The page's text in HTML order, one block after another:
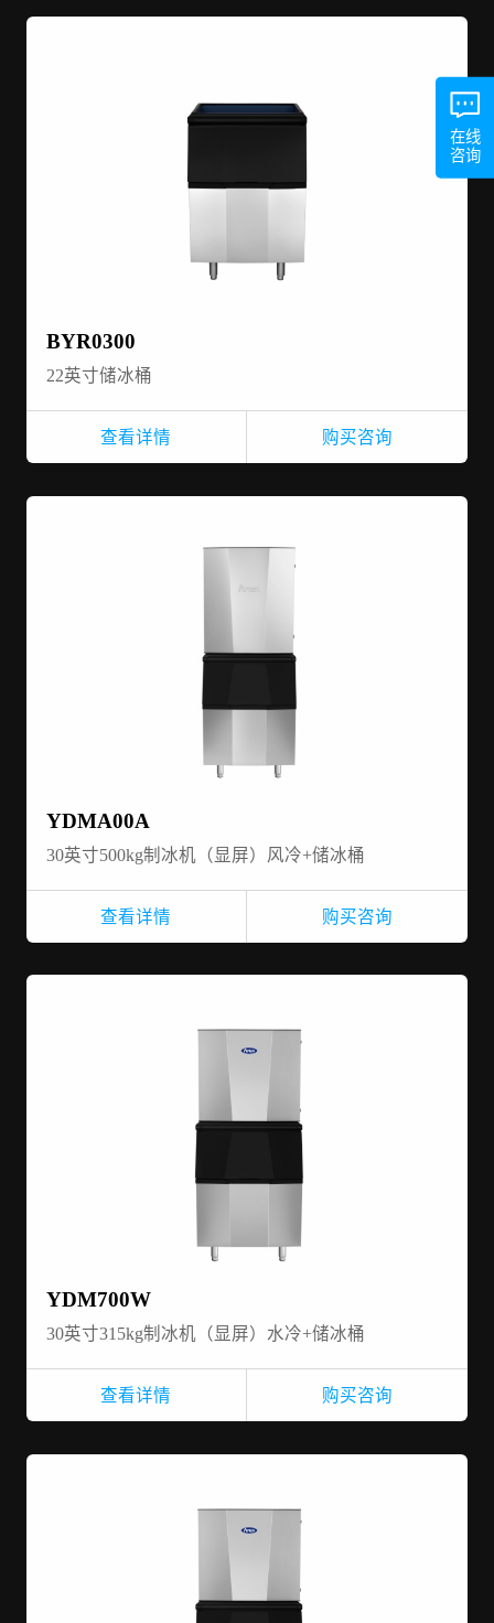
BYR0300
22英寸储冰桶
查看详情 购买咨询
YDMA00A
30英寸500kg制冰机（显屏）风冷+储冰桶
查看详情 购买咨询
YDM700W
30英寸315kg制冰机（显屏）水冷+储冰桶
查看详情 购买咨询
在线
咨询